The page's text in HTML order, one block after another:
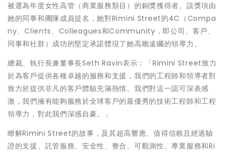
被選為年度女性高管（商業服務類目）的銅獎獲得者。該獎項由
她的同事和團隊成員提名，她對Rimini Street的4C（Compa
ny、Clients、Colleagues和Community，即公司、客戶、
同事和社群）成功的堅定承諾體現了她高瞻遠矚的領導力。
總裁、執行長兼董事長Seth Ravin表示：「Rimini Street致力
於為客戶提供各種卓越的服務和支援，我們的工程師和領導者對
致力於提供非凡的客戶體驗充滿熱情。我們對這一認可深表感
激，我們擁有能夠服務於全球客戶的最優秀的技術工程師和工程
領導力，對此我們深感自豪。」
瞭解Rimini Street的故事，及其超高響應、值得信賴且經過驗
證的支援、託管服務、安全性、整合、可觀測性、專業服務和Ri